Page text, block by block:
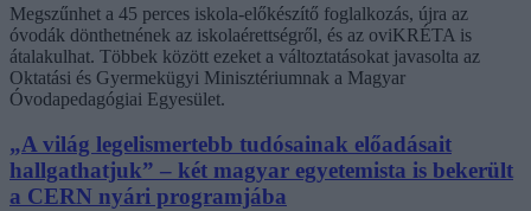
Megszűnhet a 45 perces iskola-előkészítő foglalkozás, újra az
óvodák dönthetnének az iskolaérettségről, és az oviKRÉTA is
átalakulhat. Többek között ezeket a változtatásokat javasolta az
Oktatási és Gyermekügyi Minisztériumnak a Magyar
Óvodapedagógiai Egyesület.
„A világ legelismertebb tudósainak előadásait
hallgathatjuk” – két magyar egyetemista is bekerült
a CERN nyári programjába